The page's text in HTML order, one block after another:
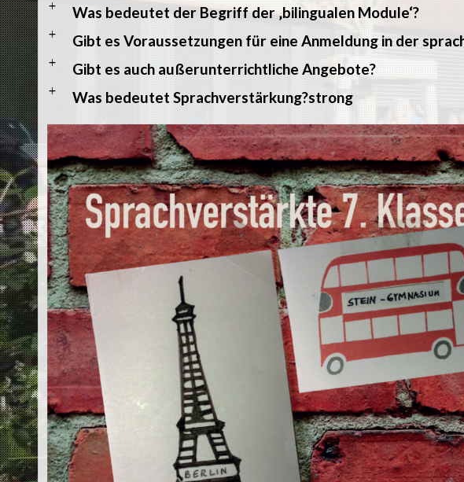
a Was bedeutet der Begriff der ‚bilingualen Module‘?
a Gibt es Voraussetzungen für eine Anmeldung in der
a Gibt es auch außerunterrichtliche Angebote?
a Was bedeutet Sprachverstärkung?strong